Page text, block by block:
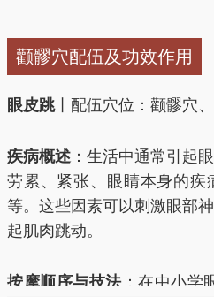
颧髎穴配伍及功效作用
眼皮跳丨配伍穴位：颧髎穴
疾病概述 ：生活中通常引起
劳累、紧张、眼睛本身的疾
等。这些因素可以刺激眼部
起肌肉跳动。
按摩顺序与技法：在中小学